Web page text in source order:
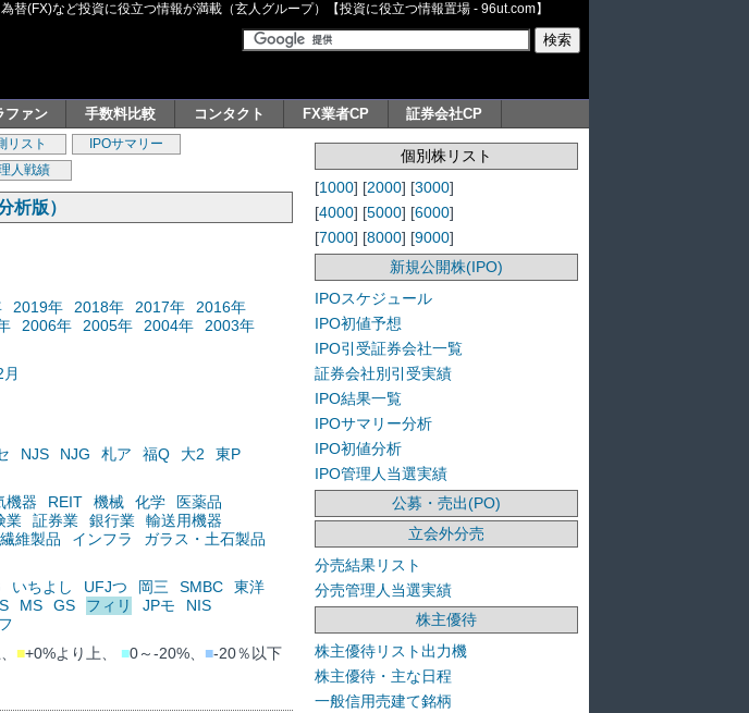
(FX)など投資に役立つ情報が満載（玄人グループ）【投資に役立つ情報置場 - 96ut.com】
ファン 手数料比較 コンタクト FX業者CP 証券会社CP
リスト
IPOサマリー
人戦績
析版）
2019年 2018年 2017年
2016年
2006年 2005年 2004年
2003年
月
NJS NJG 札ア 福Q 大2
東P
機器 REIT 機械 化学
医薬品
業 証券業 銀行業
輸送用機器
繊維製品 インフラ
ガラス・土石製品
いちよし UFJつ 岡三 SMBC
東洋
MS GS フィリ JPモ
NIS
■+0%より上、 ■0～-20%、 ■-20％以下
個別株リスト
[1000] [2000] [3000]
[4000] [5000] [6000]
[7000] [8000] [9000]
新規公開株(IPO)
IPOスケジュール
IPO初値予想
IPO引受証券会社一覧
証券会社別引受実績
IPO結果一覧
IPOサマリー分析
IPO初値分析
IPO管理人当選実績
公募・売出(PO)
立会外分売
分売結果リスト
分売管理人当選実績
株主優待
株主優待リスト出力機
株主優待・主な日程
一般信用売建て銘柄